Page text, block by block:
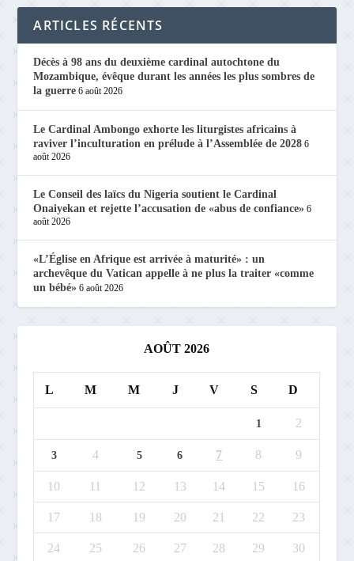
ARTICLES RÉCENTS
Décès à 98 ans du deuxième cardinal autochtone du
Mozambique, évêque durant les années les plus sombres de
la guerre 6 août 2026
Le Cardinal Ambongo exhorte les liturgistes africains à
raviver l’inculturation en prélude à l’Assemblée de 2028 6
août 2026
Le Conseil des laïcs du Nigeria soutient le Cardinal
Onaiyekan et rejette l’accusation de «abus de confiance» 6
août 2026
«L’Église en Afrique est arrivée à maturité» : un
archevêque du Vatican appelle à ne plus la traiter «comme
un bébé» 6 août 2026
AOÛT 2026
L M M J V S D
1 2
3 4 5 6 7 8 9
10 11 12 13 14 15 16
17 18 19 20 21 22 23
24 25 26 27 28 29 30